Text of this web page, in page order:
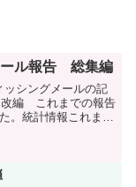
ール報告 総集編
ッシングメールの記
改編 これまでの報告
。統計情報これまで